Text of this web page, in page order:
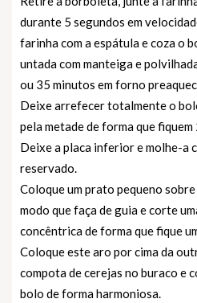
durante 5 segundos em
farinha com a espátula e coza o
untada com manteiga e
ou 35 minutos em forno
Deixe arrefecer totalmente o
pela metade de forma que fiquem
Deixe a placa inferior e molhe-a
reservado.
Coloque um prato pequeno
modo que faça de guia e corte
concêntrica de forma que fique
Coloque este aro por cima da
compota de cerejas no buraco e
bolo de forma harmoniosa.